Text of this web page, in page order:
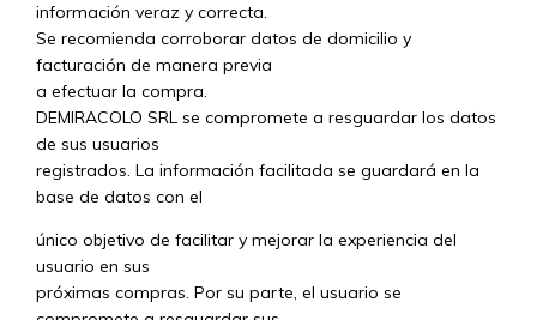
información veraz y correcta.
Se recomienda corroborar datos de domicilio y
facturación de manera previa
a efectuar la compra.
DEMIRACOLO SRL se compromete a resguardar los datos
de sus usuarios
registrados. La información facilitada se guardará en la
base de datos con el
único objetivo de facilitar y mejorar la experiencia del
usuario en sus
próximas compras. Por su parte, el usuario se